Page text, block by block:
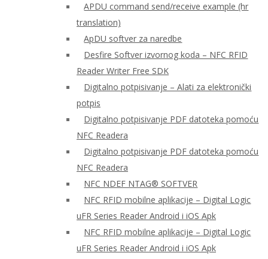
APDU command send/receive example (hr
translation)
ApDU softver za naredbe
Desfire Softver izvornog koda – NFC RFID
Reader Writer Free SDK
Digitalno potpisivanje – Alati za elektronički
potpis
Digitalno potpisivanje PDF datoteka pomoću
NFC Readera
Digitalno potpisivanje PDF datoteka pomoću
NFC Readera
NFC NDEF NTAG® SOFTVER
NFC RFID mobilne aplikacije – Digital Logic
uFR Series Reader Android i iOS Apk
NFC RFID mobilne aplikacije – Digital Logic
uFR Series Reader Android i iOS Apk